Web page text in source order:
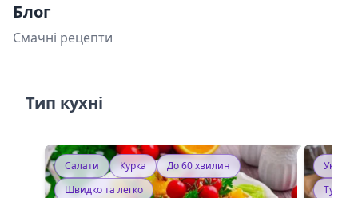
Блог
Смачні рецепти
Тип кухні
Салати Курка
До 60 хвилин
Швидко та легко